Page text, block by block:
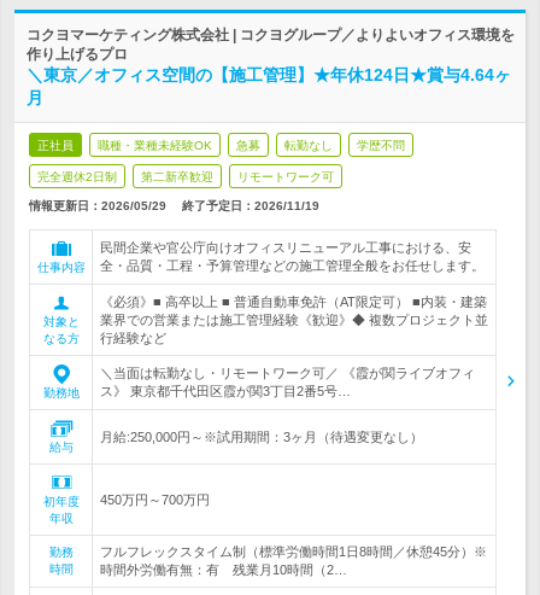
コクヨマーケティング株式会社 | コクヨグループ／よりよいオフィス環境を
作り上げるプロ
＼東京／オフィス空間の【施工管理】★年休124日★賞与4.64ヶ
月
正社員 職種・業種未経験OK 急募 転勤なし 学歴不問
完全週休2日制 第二新卒歓迎 リモートワーク可
情報更新日：2026/05/29 終了予定日： 2026/11/19
仕事内容
民間企業や官公庁向けオフィスリニューアル工事における、安
全・品質・工程・予算管理などの施工管理全般をお任せします。
対象と
なる方
《必須》■ 高卒以上 ■ 普通自動車免許（AT限定可） ■内装・建築
業界での営業または施工管理経験《歓迎》◆ 複数プロジェクト並
行経験など
勤務地
＼当面は転勤なし・リモートワーク可／ 《霞が関ライブオフィ
ス》 東京都千代田区霞が関3丁目2番5号…
給与
月給:250,000円～※試用期間：3ヶ月（待遇変更なし）
初年度
年収
450万円～700万円
勤務
時間
フルフレックスタイム制（標準労働時間1日8時間／休憩45分）※
時間外労働有無：有 残業月10時間（2…